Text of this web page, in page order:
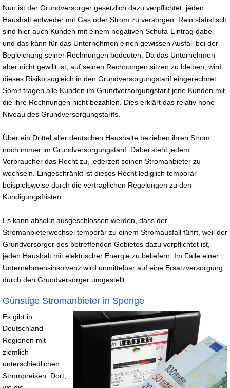
Nun ist der Grundversorger gesetzlich dazu verpflichtet, jeden
Haushalt entweder mit Gas oder Strom zu versorgen. Rein statistisch
sind hier auch Kunden mit einem negativen Schufa-Eintrag dabei
und das kann für das Unternehmen einen gewissen Ausfall bei der
Begleichung seiner Rechnungen bedeuten. Da das Unternehmen
aber nicht gewillt ist, auf seinen Rechnungen sitzen zu bleiben, wird
dieses Risiko sogleich in den Grundversorgungstarif eingerechnet.
Somit tragen alle Kunden im Grundversorgungstarif jene Kunden mit,
die ihre Rechnungen nicht bezahlen. Dies erklärt das relativ hohe
Niveau des Grundversorgungstarifs.
Über ein Drittel aller deutschen Haushalte beziehen ihren Strom
noch immer im Grundversorgungstarif. Dabei steht jedem
Verbraucher das Recht zu, jederzeit seinen Stromanbieter zu
wechseln. Eingeschränkt ist dieses Recht lediglich temporär
beispielsweise durch die vertraglichen Regelungen zu den
Kündigungsfristen.
Es kann absolut ausgeschlossen werden, dass der
Stromanbieterwechsel temporär zu einem Stromausfall führt, weil der
Grundversorger des betreffenden Gebietes dazu verpflichtet ist,
jeden Haushalt mit elektrischer Energie zu beliefern. Im Falle einer
Unternehmensinsolvenz wird unmittelbar auf eine Ersatzversorgung
durch den Grundversorger umgestellt.
Günstige Stromanbieter in Spenge
Es gibt in
Deutschland
Regionen mit
ziemlich
unterschiedlichen
Strompreisen. Dort,